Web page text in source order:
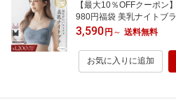
【最大10％OFFクーポ
980円福袋 美乳ナイトブ
ー 授乳ブラ マタニティブ
ワイヤー ラクシア 授乳
3,590円 ～ 送料無料
お気に入りに追加